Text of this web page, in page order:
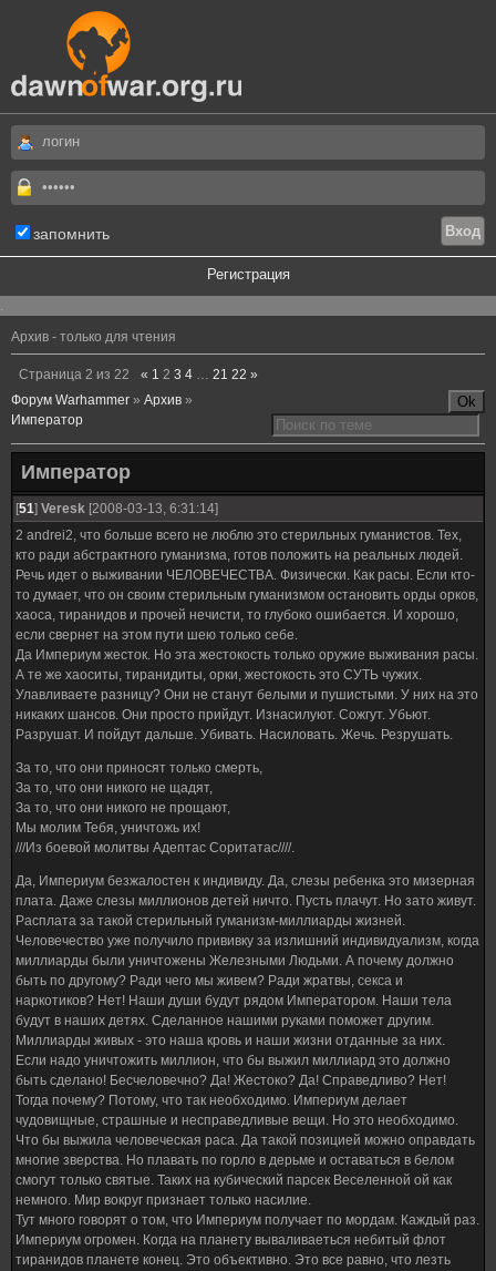
запомнить
Регистрация
.
Архив - только для чтения
Страница 2 из 22 « 1 2 3 4 … 21 22 »
Форум Warhammer » Архив »
Император
Император
[51] Veresk [2008-03-13, 6:31:14]
2 andrei2, что больше всего не люблю это стерильных гуманистов. Тех,
кто ради абстрактного гуманизма, готов положить на реальных людей.
Речь идет о выживании ЧЕЛОВЕЧЕСТВА. Физически. Как расы. Если кто-
то думает, что он своим стерильным гуманизмом остановить орды орков,
хаоса, тиранидов и прочей нечисти, то глубоко ошибается. И хорошо,
если свернет на этом пути шею только себе.
Да Империум жесток. Но эта жестокость только оружие выживания расы.
А те же хаоситы, тиранидиты, орки, жестокость это СУТЬ чужих.
Улавливаете разницу? Они не станут белыми и пушистыми. У них на это
никаких шансов. Они просто прийдут. Изнасилуют. Сожгут. Убьют.
Разрушат. И пойдут дальше. Убивать. Насиловать. Жечь. Резрушать.
За то, что они приносят только смерть,
За то, что они никого не щадят,
За то, что они никого не прощают,
Мы молим Тебя, уничтожь их!
///Из боевой молитвы Адептас Соритатас////.
Да, Империум безжалостен к индивиду. Да, слезы ребенка это мизерная
плата. Даже слезы миллионов детей ничто. Пусть плачут. Но зато живут.
Расплата за такой стерильный гуманизм-миллиарды жизней.
Человечество уже получило прививку за излишний индивидуализм, когда
миллиарды были уничтожены Железными Людьми. А почему должно
быть по другому? Ради чего мы живем? Ради жратвы, секса и
наркотиков? Нет! Наши души будут рядом Императором. Наши тела
будут в наших детях. Сделанное нашими руками поможет другим.
Миллиарды живых - это наша кровь и наши жизни отданные за них.
Если надо уничтожить миллион, что бы выжил миллиард это должно
быть сделано! Бесчеловечно? Да! Жестоко? Да! Справедливо? Нет!
Тогда почему? Потому, что так необходимо. Империум делает
чудовищные, страшные и несправедливые вещи. Но это необходимо.
Что бы выжила человеческая раса. Да такой позицией можно оправдать
многие зверства. Но плавать по горло в дерьме и оставаться в белом
смогут только святые. Таких на кубический парсек Веселенной ой как
немного. Мир вокруг признает только насилие.
Тут много говорят о том, что Империум получает по мордам. Каждый раз.
Империум огромен. Когда на планету вываливаеться небитый флот
тиранидов планете конец. Это объективно. Это все равно, что лезть